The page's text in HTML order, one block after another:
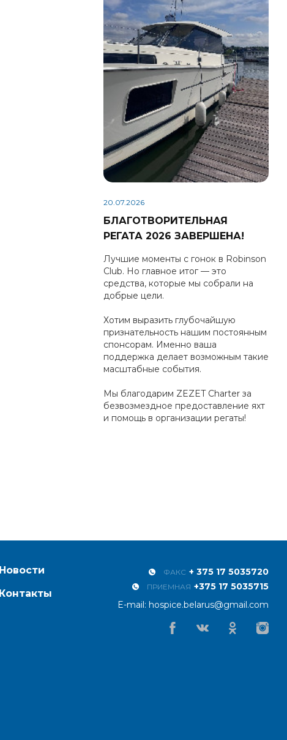
20.07.2026
БЛАГОТВОРИТЕЛЬНАЯ
РЕГАТА 2026 ЗАВЕРШЕНА!
Лучшие моменты с гонок в Robinson
Club. Но главное итог — это
средства, которые мы собрали на
добрые цели.
Хотим выразить глубочайшую
признательность нашим постоянным
спонсорам. Именно ваша
поддержка делает возможным такие
масштабные события.
Мы благодарим ZEZET Charter за
безвозмездное предоставление яхт
и помощь в организации регаты!
Новости
Контакты
ФАКС + 375 17 5035720
ПРИЕМНАЯ +375 17 5035715
E-mail: hospice.belarus@gmail.com
FacebookVkontakteOdnoklassniki